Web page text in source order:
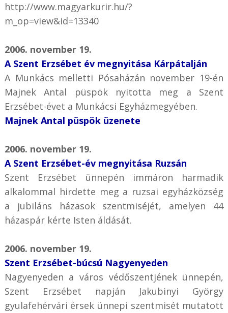
http://www.magyarkurir.hu/?
m_op=view&id=13340
2006. november 19.
A Szent Erzsébet év megnyitása Kárpátalján
A Munkács melletti Pósaházán november 19-én
Majnek Antal püspök nyitotta meg a Szent
Erzsébet-évet a Munkácsi Egyházmegyében.
Majnek Antal püspök üzenete
2006. november 19.
A Szent Erzsébet-év megnyitása Ruzsán
Szent Erzsébet ünnepén immáron harmadik
alkalommal hirdette meg a ruzsai egyházközség
a jubiláns házasok szentmiséjét, amelyen 44
házaspár kérte Isten áldását.
2006. november 19.
Szent Erzsébet-búcsú Nagyenyeden
Nagyenyeden a város védőszentjének ünnepén,
Szent Erzsébet napján Jakubinyi György
gyulafehérvári érsek ünnepi szentmisét mutatott